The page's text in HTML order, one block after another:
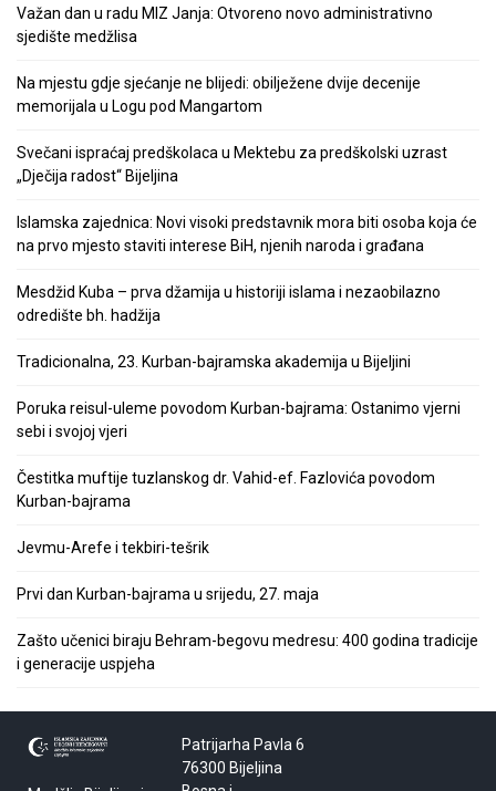
Važan dan u radu MIZ Janja: Otvoreno novo administrativno
sjedište medžlisa
Na mjestu gdje sjećanje ne blijedi: obilježene dvije decenije
memorijala u Logu pod Mangartom
Svečani ispraćaj predškolaca u Mektebu za predškolski uzrast
„Dječija radost“ Bijeljina
Islamska zajednica: Novi visoki predstavnik mora biti osoba koja će
na prvo mjesto staviti interese BiH, njenih naroda i građana
Mesdžid Kuba – prva džamija u historiji islama i nezaobilazno
odredište bh. hadžija
Tradicionalna, 23. Kurban-bajramska akademija u Bijeljini
Poruka reisul-uleme povodom Kurban-bajrama: Ostanimo vjerni
sebi i svojoj vjeri
Čestitka muftije tuzlanskog dr. Vahid-ef. Fazlovića povodom
Kurban-bajrama
Jevmu-Arefe i tekbiri-tešrik
Prvi dan Kurban-bajrama u srijedu, 27. maja
Zašto učenici biraju Behram-begovu medresu: 400 godina tradicije
i generacije uspjeha
Patrijarha Pavla 6
76300 Bijeljina